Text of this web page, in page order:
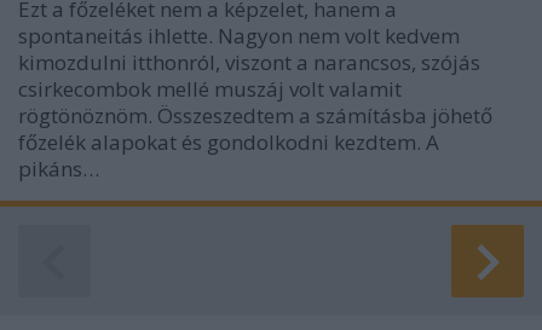
Ezt a főzeléket nem a képzelet, hanem a
spontaneitás ihlette. Nagyon nem volt kedvem
kimozdulni itthonról, viszont a narancsos, szójás
csirkecombok mellé muszáj volt valamit
rögtönöznöm. Összeszedtem a számításba jöhető
főzelék alapokat és gondolkodni kezdtem. A
pikáns…